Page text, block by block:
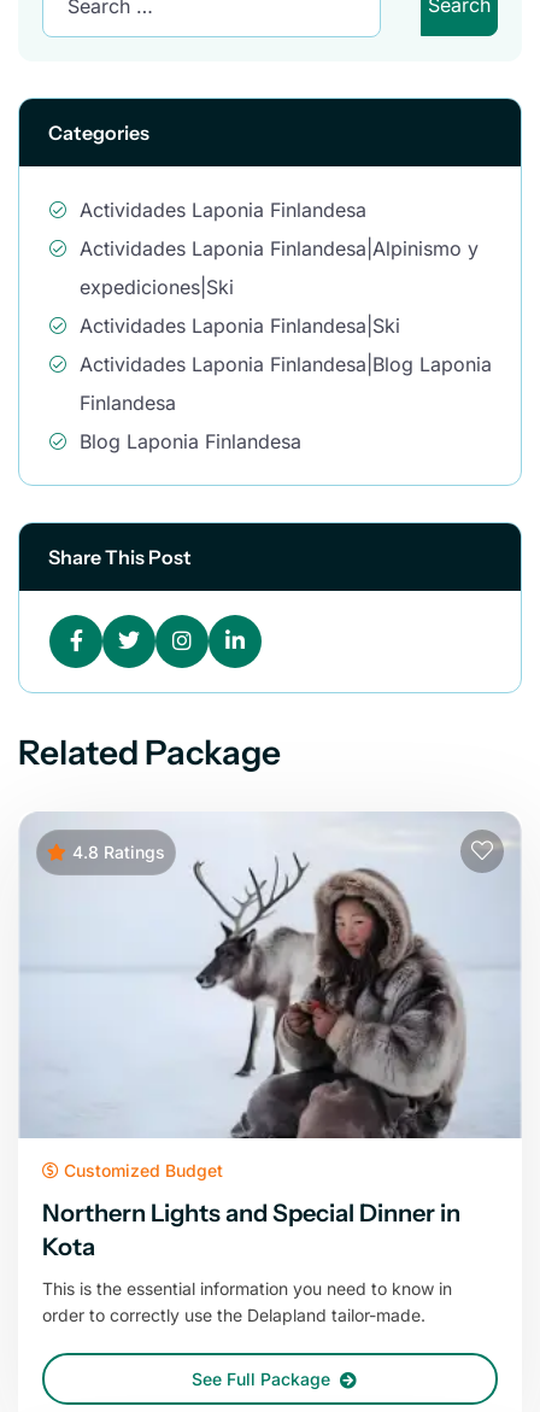
Categories
Actividades Laponia Finlandesa
Actividades Laponia Finlandesa|Alpinismo y
expediciones|Ski
Actividades Laponia Finlandesa|Ski
Actividades Laponia Finlandesa|Blog Laponia
Finlandesa
Blog Laponia Finlandesa
Share This Post
Related Package
4.8 Ratings
Customized Budget
Northern Lights and Special Dinner in
Kota
This is the essential information you need to know in
order to correctly use the Delapland tailor-made.
See Full Package